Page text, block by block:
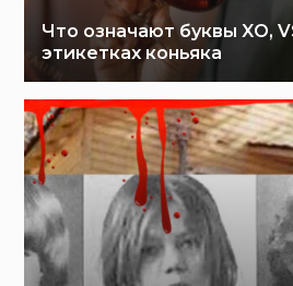
Что означают буквы XO,
этикетках коньяка